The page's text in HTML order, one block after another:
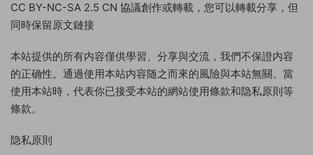
CC BY-NC-SA 2.5 CN 協議創作或轉載，您可以轉載分享，但
同時保留原文鏈接
本站提供的所有内容僅供學習、分享與交流，我們不保證内容
的正确性。通過使用本站内容随之而來的風險與本站無關。當
使用本站時，代表你已接受本站的網站使用條款和隐私原則等
條款。
隐私原則